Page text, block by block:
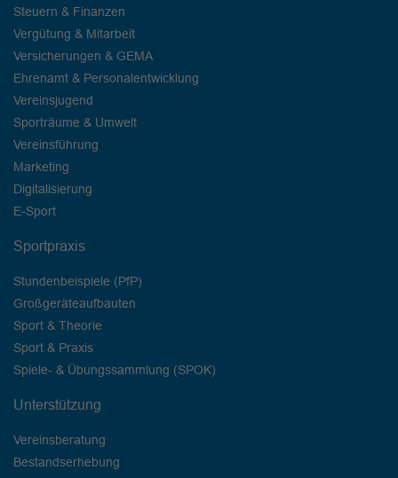
Steuern & Finanzen
Vergütung & Mitarbeit
Versicherungen & GEMA
Ehrenamt & Personalentwicklung
Vereinsjugend
Sporträume & Umwelt
Vereinsführung
Marketing
Digitalisierung
E-Sport
Sportpraxis
Stundenbeispiele (PfP)
Großgeräteaufbauten
Sport & Theorie
Sport & Praxis
Spiele- & Übungssammlung (SPOK)
Unterstützung
Vereinsberatung
Bestandserhebung